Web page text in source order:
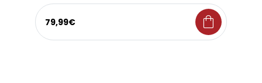
79,99€ shopping_bag